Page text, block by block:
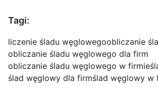
Tagi:
liczenie śladu węglowegoobliczanie
obliczanie śladu węglowego dla firm
obliczanie śladu węglowego w firmie
ślad węglowy dla firmślad węglowy w